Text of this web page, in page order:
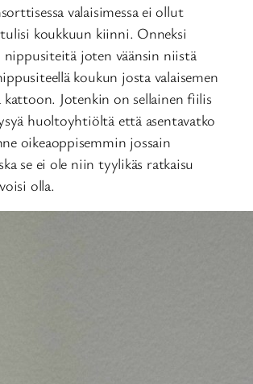
valaisimessa ei ollut
koukkuun kiinni. Onneksi
nippusiteitä joten väänsin niistä
koukun josta valaisemen
Jotenkin on sellainen fiilis
huoltoyhtiöltä että asentavatko
oikeaoppisemmin jossain
se ei ole niin tyylikäs ratkaisu
olla.